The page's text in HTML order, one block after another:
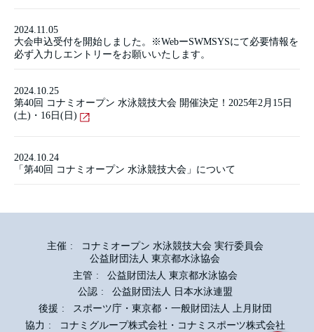
2024.11.05
大会申込受付を開始しました。※WebーSWMSYSにて必要情報を
必ず入力しエントリーをお願いいたします。
2024.10.25
第40回 コナミオープン 水泳競技大会 開催決定！2025年2月15日
(土)・16日(日)
2024.10.24
「第40回 コナミオープン 水泳競技大会」について
主催
コナミオープン 水泳競技大会 実行委員会
公益財団法人 東京都水泳協会
主管
公益財団法人 東京都水泳協会
公認
公益財団法人 日本水泳連盟
後援
スポーツ庁・東京都・一般財団法人 上月財団
協力
コナミグループ株式会社・コナミスポーツ株式会社